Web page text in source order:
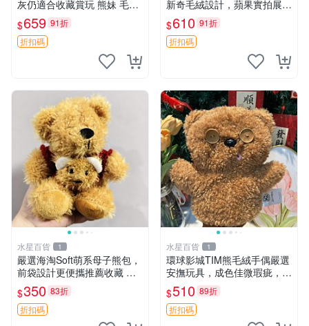
灰仍適合收藏賞玩 熊妹 毛絨
玩具 浮雕熊
$659 91折
折扣碼
新奇毛絨設計，蘋果實拍展
示，成色極佳 晚安香薰 馮娃
娃 毛絨玩偶
$610 91折
折扣碼
水星百貨 1
嚴選海淘Soft萌系母子熊包，
前袋設計更便攜推薦收藏 母
子熊 軟綿綿 包包
$350 83折
折扣碼
水星百貨 1
環球影城TIM熊毛絨手偶嚴選
安撫玩具，成色佳微瑕疵，贈
小禮物超值優惠 TIM熊 毛絨
手偶 安撫 toy 嚴選
$510 89折
折扣碼